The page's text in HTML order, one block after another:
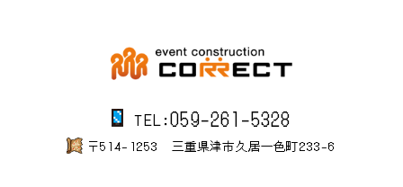
TEL:059-261-5328
〒514-1253 三重県津市久居一色町233-6